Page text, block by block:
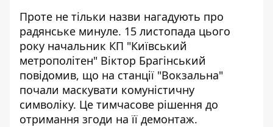
Проте не тільки назви нагадують про
радянське минуле. 15 листопада цього
року начальник КП "Київський
метрополітен" Віктор Брагінський
повідомив, що на станції "Вокзальна"
почали маскувати комуністичну
символіку. Це тимчасове рішення до
отримання згоди на її демонтаж.